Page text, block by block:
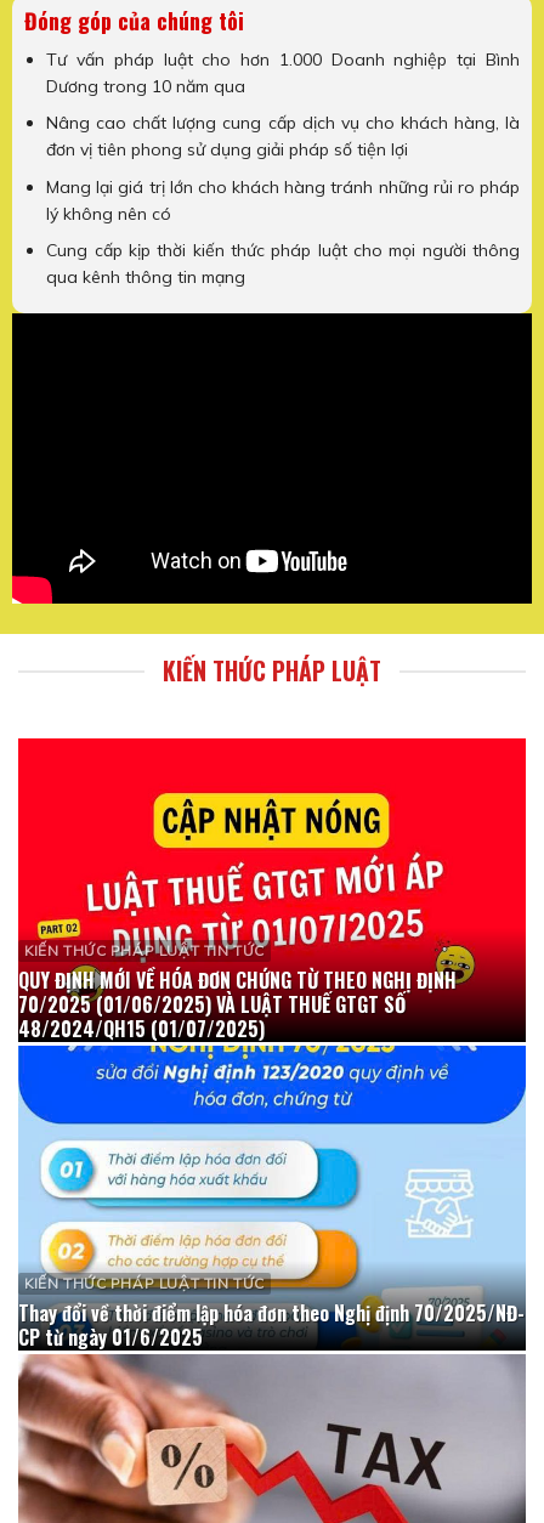
Đóng góp của chúng tôi
Tư vấn pháp luật cho hơn 1.000 Doanh nghiệp tại Bình
Dương trong 10 năm qua
Nâng cao chất lượng cung cấp dịch vụ cho khách hàng, là
đơn vị tiên phong sử dụng giải pháp số tiện lợi
Mang lại giá trị lớn cho khách hàng tránh những rủi ro pháp
lý không nên có
Cung cấp kịp thời kiến thức pháp luật cho mọi người thông
qua kênh thông tin mạng
KIẾN THỨC PHÁP LUẬT
KIẾN THỨC PHÁP LUẬT TIN TỨC
QUY ĐỊNH MỚI VỀ HÓA ĐƠN CHỨNG TỪ THEO NGHỊ ĐỊNH
70/2025 (01/06/2025) VÀ LUẬT THUẾ GTGT SỐ
48/2024/QH15 (01/07/2025)
KIẾN THỨC PHÁP LUẬT TIN TỨC
Thay đổi về thời điểm lập hóa đơn theo Nghị định 70/2025/NĐ-
CP từ ngày 01/6/2025